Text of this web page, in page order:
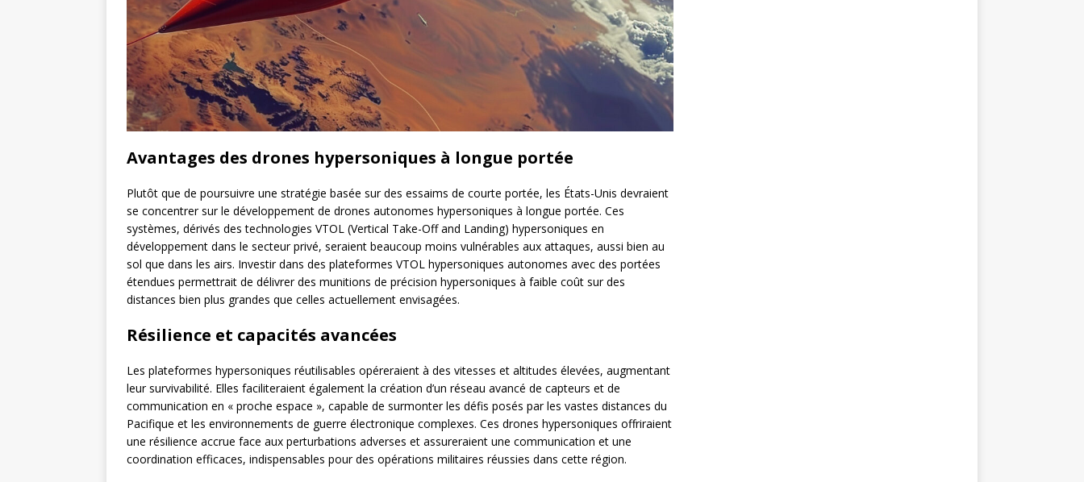
Avantages des drones hypersoniques à longue portée
Plutôt que de poursuivre une stratégie basée sur des essaims de courte portée, les États-Unis devraient
se concentrer sur le développement de drones autonomes hypersoniques à longue portée. Ces
systèmes, dérivés des technologies VTOL (Vertical Take-Off and Landing) hypersoniques en
développement dans le secteur privé, seraient beaucoup moins vulnérables aux attaques, aussi bien au
sol que dans les airs. Investir dans des plateformes VTOL hypersoniques autonomes avec des portées
étendues permettrait de délivrer des munitions de précision hypersoniques à faible coût sur des
distances bien plus grandes que celles actuellement envisagées.
Résilience et capacités avancées
Les plateformes hypersoniques réutilisables opéreraient à des vitesses et altitudes élevées, augmentant
leur survivabilité. Elles faciliteraient également la création d’un réseau avancé de capteurs et de
communication en « proche espace », capable de surmonter les défis posés par les vastes distances du
Pacifique et les environnements de guerre électronique complexes. Ces drones hypersoniques offriraient
une résilience accrue face aux perturbations adverses et assureraient une communication et une
coordination efficaces, indispensables pour des opérations militaires réussies dans cette région.